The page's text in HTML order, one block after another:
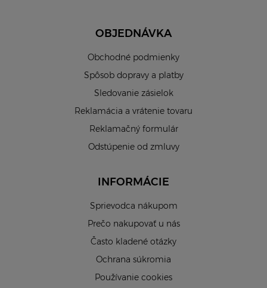
OBJEDNÁVKA
Obchodné podmienky
Spôsob dopravy a platby
Sledovanie zásielok
Reklamácia a vrátenie tovaru
Reklamačný formulár
Odstúpenie od zmluvy
INFORMÁCIE
Sprievodca nákupom
Prečo nakupovať u nás
Často kladené otázky
Ochrana súkromia
Používanie cookies